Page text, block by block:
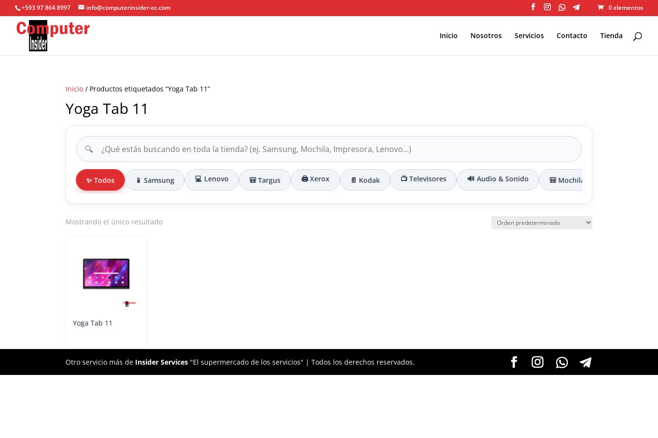
+593 97 864 8997 info@computerinsider-ec.com 0 elementos
Inicio Nosotros Servicios Contacto Tienda
Inicio / Productos etiquetados “Yoga Tab 11”
Yoga Tab 11
🔍
✨ Todos 📱 Samsung 💻 Lenovo 🎒 Targus 🖨️ Xerox 📄 Kodak 📺 Televisores 🔊 Audio & Sonido 🎒 Mochilas & Maletines
Mostrando el único resultado
Yoga Tab 11
Otro servicio más de Insider Services "El supermercado de los servicios" | Todos los derechos reservados.